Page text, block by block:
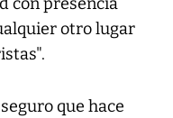
con presencia
otro lugar
que hace